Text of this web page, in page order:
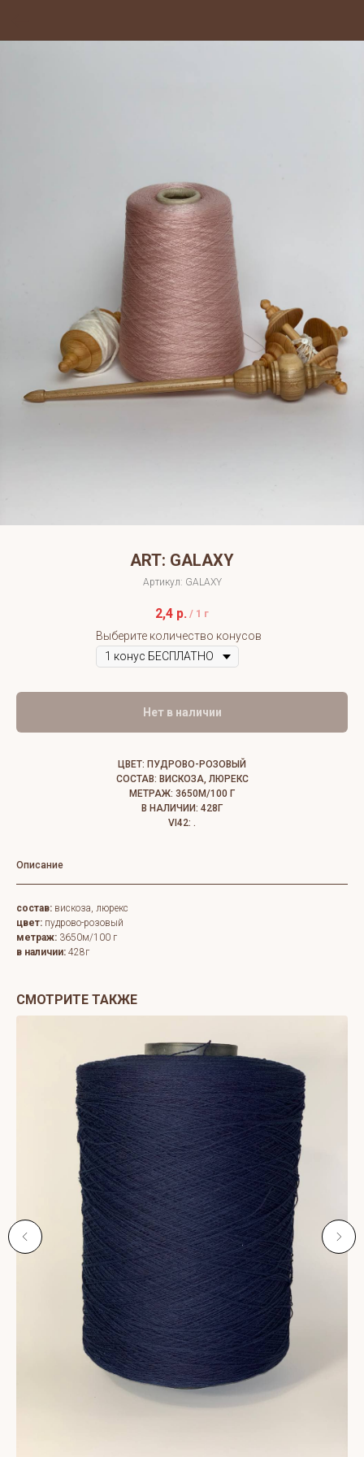
ART: GALAXY
Артикул: GALAXY
2,4 р. / 1 г
Выберите количество конусов
Нет в наличии
ЦВЕТ: ПУДРОВО-РОЗОВЫЙ
СОСТАВ: ВИСКОЗА, ЛЮРЕКС
МЕТРАЖ: 3650М/100 Г
В НАЛИЧИИ: 428Г
VI42: .
Описание
состав: вискоза, люрекс
цвет: пудрово-розовый
метраж: 3650м/100 г
в наличии: 428г
СМОТРИТЕ ТАКЖЕ